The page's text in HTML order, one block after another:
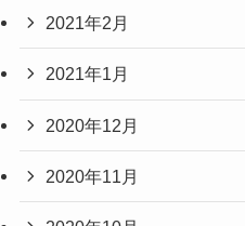
2021年2月
2021年1月
2020年12月
2020年11月